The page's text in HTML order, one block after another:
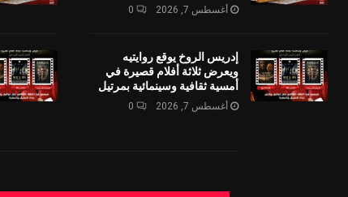
أغسطس 7, 2026 0
إدريس الروخ يوقع روايتيه
ويعرض ثلاثة أفلام قصيرة في
أمسية ثقافية وسينمائية بمرتيل
أغسطس 7, 2026 0